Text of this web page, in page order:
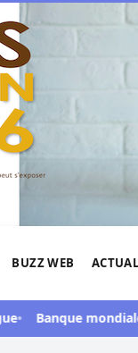
BUZZ WEB
mondiale :